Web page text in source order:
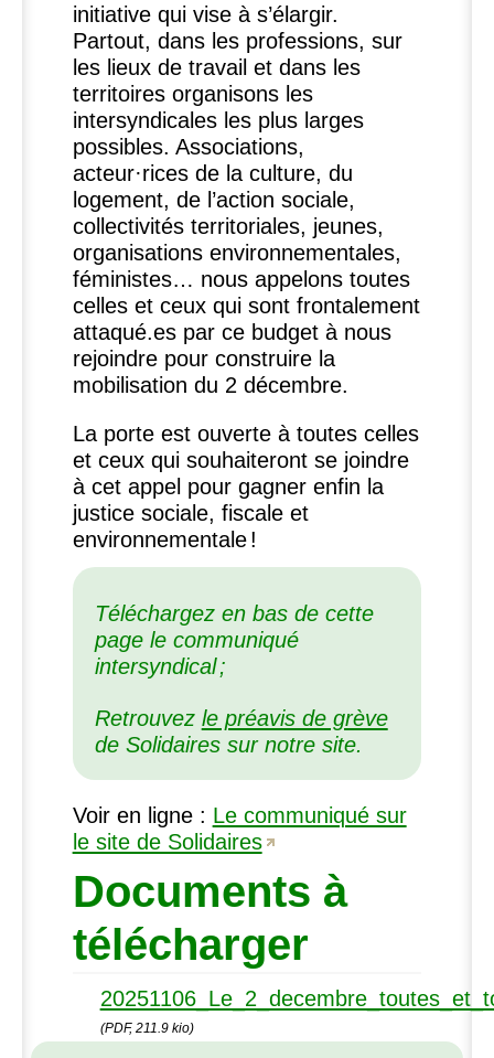
initiative qui vise à s’élargir.
Partout, dans les professions, sur
les lieux de travail et dans les
territoires organisons les
intersyndicales les plus larges
possibles. Associations,
acteur·rices de la culture, du
logement, de l’action sociale,
collectivités territoriales, jeunes,
organisations environnementales,
féministes… nous appelons toutes
celles et ceux qui sont frontalement
attaqué.es par ce budget à nous
rejoindre pour construire la
mobilisation du 2 décembre.
La porte est ouverte à toutes celles
et ceux qui souhaiteront se joindre
à cet appel pour gagner enfin la
justice sociale, fiscale et
environnementale!
Téléchargez en bas de cette
page le communiqué
intersyndical;
Retrouvez le préavis de grève
de Solidaires sur notre site.
Voir en ligne : Le communiqué sur
le site de Solidaires
Documents à
télécharger
(PDF, 211.9 kio)